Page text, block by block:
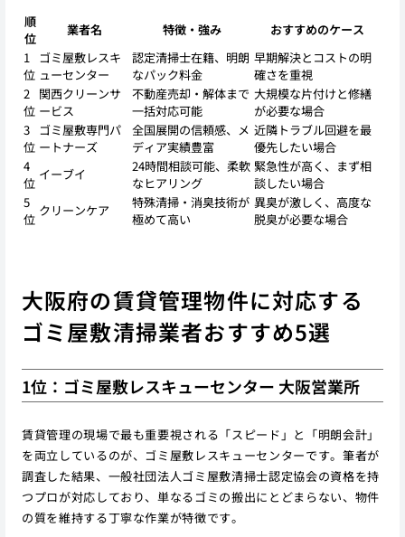
順
位
業者名 特徴・強み
おすすめのケース
1
位
ゴミ屋敷レスキ
ューセンター
認定清掃士在籍、明朗
なパック料金
早期解決とコストの明
確さを重視
2
位
関西クリーンサ
ービス
不動産売却・解体まで
一括対応可能
大規模な片付けと修繕
が必要な場合
3
位
ゴミ屋敷専門パ
ートナーズ
全国展開の信頼感、メ
ディア実績豊富
近隣トラブル回避を最
優先したい場合
4
位
イーブイ
24時間相談可能、柔軟
なヒアリング
緊急性が高く、まず相
談したい場合
5
位
クリーンケア
特殊清掃・消臭技術が
極めて高い
異臭が激しく、高度な
脱臭が必要な場合
大阪府の賃貸管理物件に対応する
ゴミ屋敷清掃業者おすすめ5選
1位：ゴミ屋敷レスキューセンター 大阪営業所
賃貸管理の現場で最も重要視される「スピード」と「明朗会計」
を両立しているのが、ゴミ屋敷レスキューセンターです。筆者が
調査した結果、一般社団法人ゴミ屋敷清掃士認定協会の資格を持
つプロが対応しており、単なるゴミの搬出にとどまらない、物件
の質を維持する丁寧な作業が特徴です。